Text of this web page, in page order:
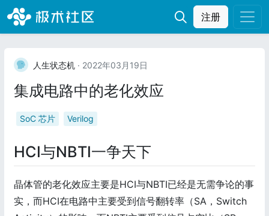
注册
人生状态机 · 2022年03月19日
集成电路中的老化效应
SoC 芯片 Verilog
HCI与NBTI一争天下
晶体管的老化效应主要是HCI与NBTI已经是无需争论的事
实，而HCI在电路中主要受到信号翻转率（SA，Switch